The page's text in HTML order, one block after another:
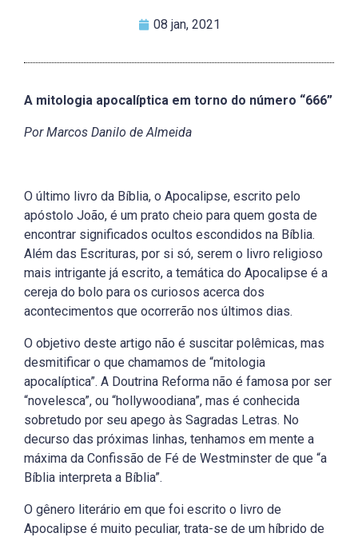
08 jan, 2021
A mitologia apocalíptica em torno do número “666”
Por Marcos Danilo de Almeida
O último livro da Bíblia, o Apocalipse, escrito pelo
apóstolo João, é um prato cheio para quem gosta de
encontrar significados ocultos escondidos na Bíblia.
Além das Escrituras, por si só, serem o livro religioso
mais intrigante já escrito, a temática do Apocalipse é a
cereja do bolo para os curiosos acerca dos
acontecimentos que ocorrerão nos últimos dias.
O objetivo deste artigo não é suscitar polêmicas, mas
desmitificar o que chamamos de “mitologia
apocalíptica”. A Doutrina Reforma não é famosa por ser
“novelesca”, ou “hollywoodiana”, mas é conhecida
sobretudo por seu apego às Sagradas Letras. No
decurso das próximas linhas, tenhamos em mente a
máxima da Confissão de Fé de Westminster de que “a
Bíblia interpreta a Bíblia”.
O gênero literário em que foi escrito o livro de
Apocalipse é muito peculiar, trata-se de um híbrido de